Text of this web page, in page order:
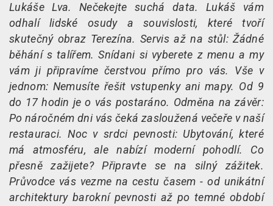
Lukáše Lva. Nečekejte suchá data. Lukáš vám
odhalí lidské osudy a souvislosti, které tvoří
skutečný obraz Terezína. Servis až na stůl: Žádné
běhání s talířem. Snídani si vyberete z menu a my
vám ji připravíme čerstvou přímo pro vás. Vše v
jednom: Nemusíte řešit vstupenky ani mapy. Od 9
do 17 hodin je o vás postaráno. Odměna na závěr:
Po náročném dni vás čeká zasloužená večeře v naší
restauraci. Noc v srdci pevnosti: Ubytování, které
má atmosféru, ale nabízí moderní pohodlí. Co
přesně zažijete? Připravte se na silný zážitek.
Průvodce vás vezme na cestu časem - od unikátní
architektury barokní pevnosti až po temné období